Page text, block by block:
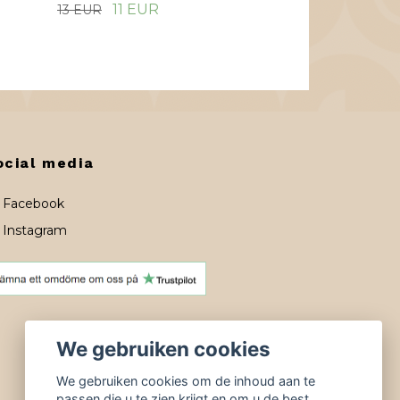
13 EUR 11 EUR
media
Facebook
Instagram
We gebruiken cookies
We gebruiken cookies om de inhoud aan te